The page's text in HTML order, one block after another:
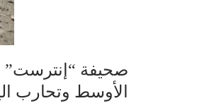
صحيفة “إنترست”
الأوسط وتحارب